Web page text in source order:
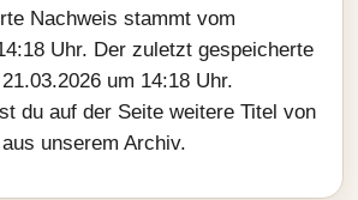
Nachweis stammt vom
Uhr. Der zuletzt gespeicherte
um 14:18 Uhr.
du auf der Seite weitere Titel von
unserem Archiv.